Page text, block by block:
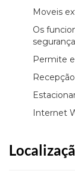
Moveis
Os
Permite
Internet